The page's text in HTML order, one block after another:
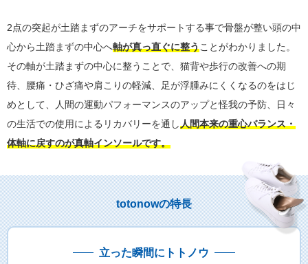
2点の突起が土踏まずのアーチをサポートする事で骨盤が整い頭の中
心から土踏まずの中心へ軸が真っ直ぐに整うことがわかりました。
その軸が土踏まずの中心に整うことで、猫背や歩行の改善への期
待、腰痛・ひざ痛や肩こりの軽減、足が浮腫みにくくなるのをはじ
めとして、人間の運動パフォーマンスのアップと怪我の予防、日々
の生活での使用によるリカバリーを通し人間本来の重心バランス・
体軸に戻すのが真軸インソールです。
totonowの特長
立った瞬間にトトノウ